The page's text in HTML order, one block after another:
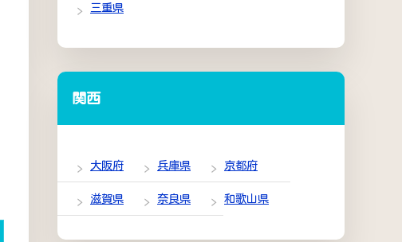
三重県
関西
大阪府 兵庫県 京都府
滋賀県 奈良県 和歌山県